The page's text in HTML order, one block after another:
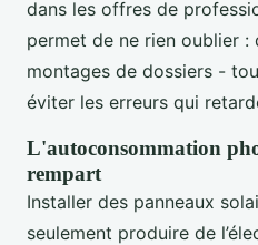
dans les offres de
permet de ne rien oublier
montages de dossiers -
éviter les erreurs qui
L'autoconsommation
rempart
Installer des panneaux
seulement produire de